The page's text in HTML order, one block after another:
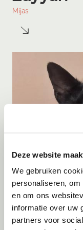
Deze website
We gebruiken
personaliseren,
en om ons
informatie over uw
partners voor
Mijas
Adoptie07-08-2026